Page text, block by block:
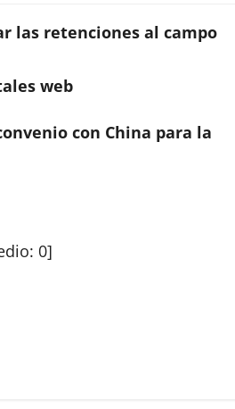
las retenciones al campo
web
con China para la
: 0]